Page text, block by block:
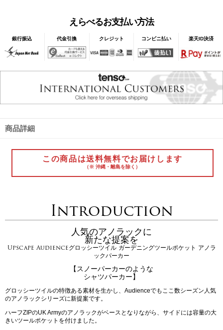
えらべるお支払い方法
銀行振込 代金引換 クレジット コンビニ払い 楽天ID決済
商品詳細
この商品は送料無料でお届けします
（※ 沖縄・離島を除く）
Introduction
人気のアノラックに
新たな提案を
Upscape Audienceグロッシーツイル ガーデニングツールポケット アノラ
ックパーカー
【スノーパーカーのような
シャツパーカー】
グロッシーツイルの特徴ある素材を生かし、Audienceでもここ数シーズン人気
のアノラックシリーズに新提案です。
ハーフZIPのUK Armyのアノラックがベースとなりながら、サイドには容量の大
きいツールポケットを付けました。